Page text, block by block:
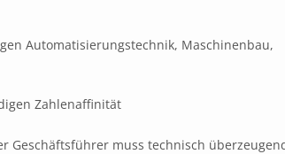
Automatisierungstechnik, Maschinenbau,
Zahlenaffinität
Geschäftsführer muss technisch